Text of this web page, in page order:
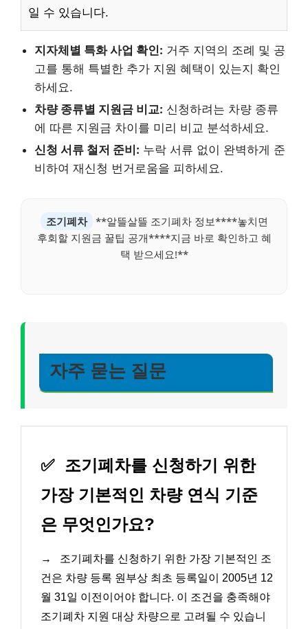
일 수 있습니다.
지자체별 특화 사업 확인: 거주 지역의 조례 및 공
고를 통해 특별한 추가 지원 혜택이 있는지 확인
하세요.
차량 종류별 지원금 비교: 신청하려는 차량 종류
에 따른 지원금 차이를 미리 비교 분석하세요.
신청 서류 철저 준비: 누락 서류 없이 완벽하게 준
비하여 재신청 번거로움을 피하세요.
조기폐차
**알뜰살뜰 조기폐차 정보****놓치면
후회할 지원금 꿀팁 공개****지금 바로 확인하고 혜
택 받으세요!**
자주 묻는 질문
✅ 조기폐차를 신청하기 위한
가장 기본적인 차량 연식 기준
은 무엇인가요?
→
조기폐차를 신청하기 위한 가장 기본적인 조
건은 차량 등록 원부상 최초 등록일이 2005년 12
월 31일 이전이어야 합니다. 이 조건을 충족해야
조기폐차 지원 대상 차량으로 고려될 수 있습니